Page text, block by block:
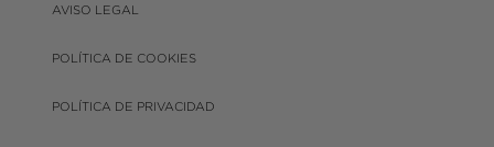
AVISO LEGAL
POLÍTICA DE COOKIES
POLÍTICA DE PRIVACIDAD